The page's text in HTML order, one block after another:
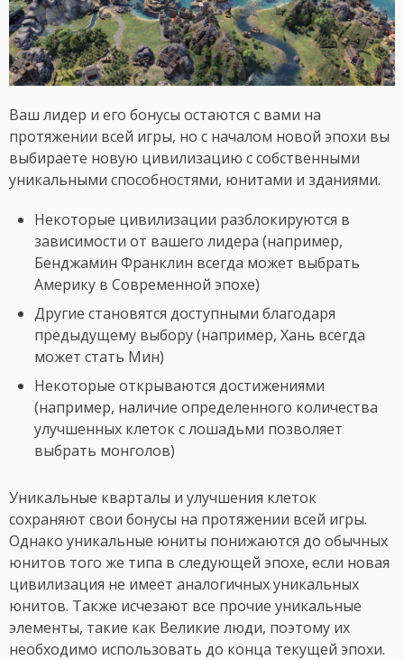
Ваш лидер и его бонусы остаются с вами на
протяжении всей игры, но с началом новой эпохи вы
выбираете новую цивилизацию с собственными
уникальными способностями, юнитами и зданиями.
Некоторые цивилизации разблокируются в
зависимости от вашего лидера (например,
Бенджамин Франклин всегда может выбрать
Америку в Современной эпохе)
Другие становятся доступными благодаря
предыдущему выбору (например, Хань всегда
может стать Мин)
Некоторые открываются достижениями
(например, наличие определенного количества
улучшенных клеток с лошадьми позволяет
выбрать монголов)
Уникальные кварталы и улучшения клеток
сохраняют свои бонусы на протяжении всей игры.
Однако уникальные юниты понижаются до обычных
юнитов того же типа в следующей эпохе, если новая
цивилизация не имеет аналогичных уникальных
юнитов. Также исчезают все прочие уникальные
элементы, такие как Великие люди, поэтому их
необходимо использовать до конца текущей эпохи.